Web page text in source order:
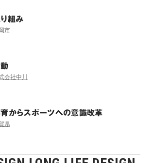
組み
市
会社中川
からスポーツへの意識改革
県